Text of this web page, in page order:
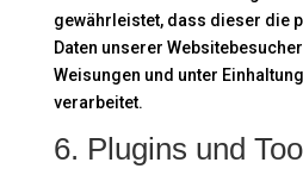
gewährleistet, dass dieser die
Daten unserer
Weisungen und unter
verarbeitet.
6. Plugins und